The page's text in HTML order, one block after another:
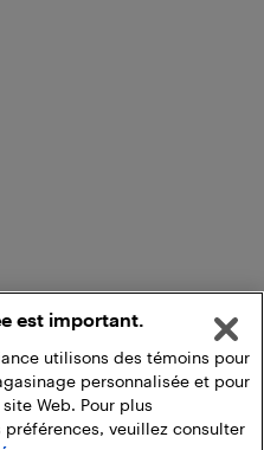
est important.
utilisons des témoins pour
personnalisée et pour
Web. Pour plus
veuillez consulter